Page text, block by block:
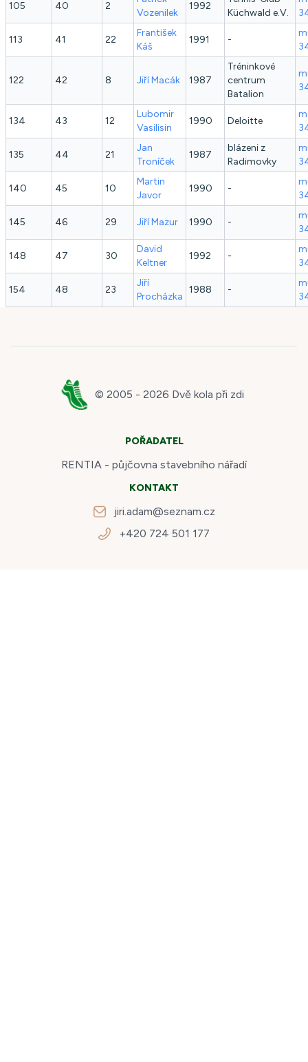
105 40 2
Vozenilek
1992
Küchwald e.V.
113 41 22
František
Káš
1991 -
122 42 8 JiříMacák 1987
Tréninkové
centrum
Batalion
134 43 12
Lubomir
Vasilisin
1990 Deloitte
135 44 21
Jan
Troníček
1987
blázeni z
Radimovky
140 45 10
Martin
Javor
1990 -
145 46 29 JiříMazur 1990 -
148 47 30
David
Keltner
1992 -
154 48 23
Jiří
Procházka
1988 -
© 2005 - 2026 Dvě kola při zdi
POŘADATEL
RENTIA - půjčovna stavebního nářadí
KONTAKT
jiri.adam@seznam.cz
+420 724 501 177